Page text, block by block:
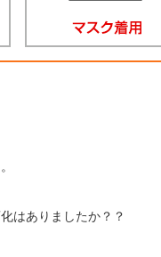
はありましたか？？